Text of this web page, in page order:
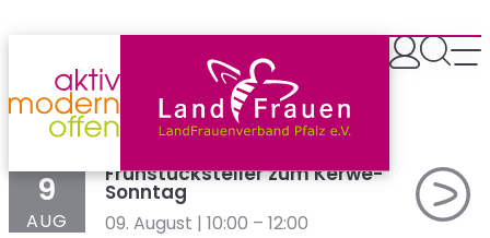
springen
Frühstücksteller zum Kerwe-
Sonntag
09. August | 10:00 – 12:00
9
AUG